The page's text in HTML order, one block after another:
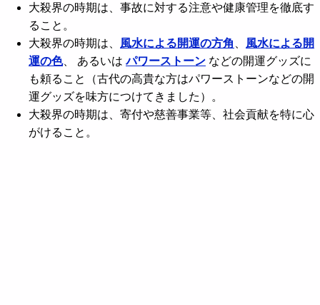
大殺界の時期は、事故に対する注意や健康管理を徹底す
ること。
大殺界の時期は、 風水による開運の方角
風水による開
運の色、 あるいはパワーストーン などの開運グッズに
も頼ること（古代の高貴な方はパワーストーンなどの開
運グッズを味方につけてきました）。
大殺界の時期は、寄付や慈善事業等、社会貢献を特に心
がけること。